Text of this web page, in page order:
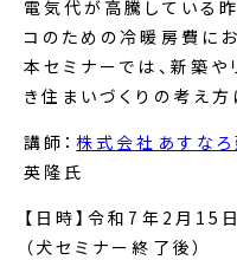
電気代が高騰している
コのための冷暖房費に
本セミナーでは、新築
き住まいづくりの考え方
講師：株式会社あすな
英隆氏
【日時】令和 7 年 2 月 15
（犬セミナー終了後）